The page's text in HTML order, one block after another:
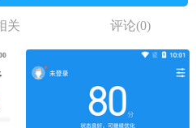
关 评论(0)